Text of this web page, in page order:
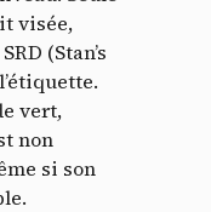
visée,
(Stan’s
vert,
non
si son